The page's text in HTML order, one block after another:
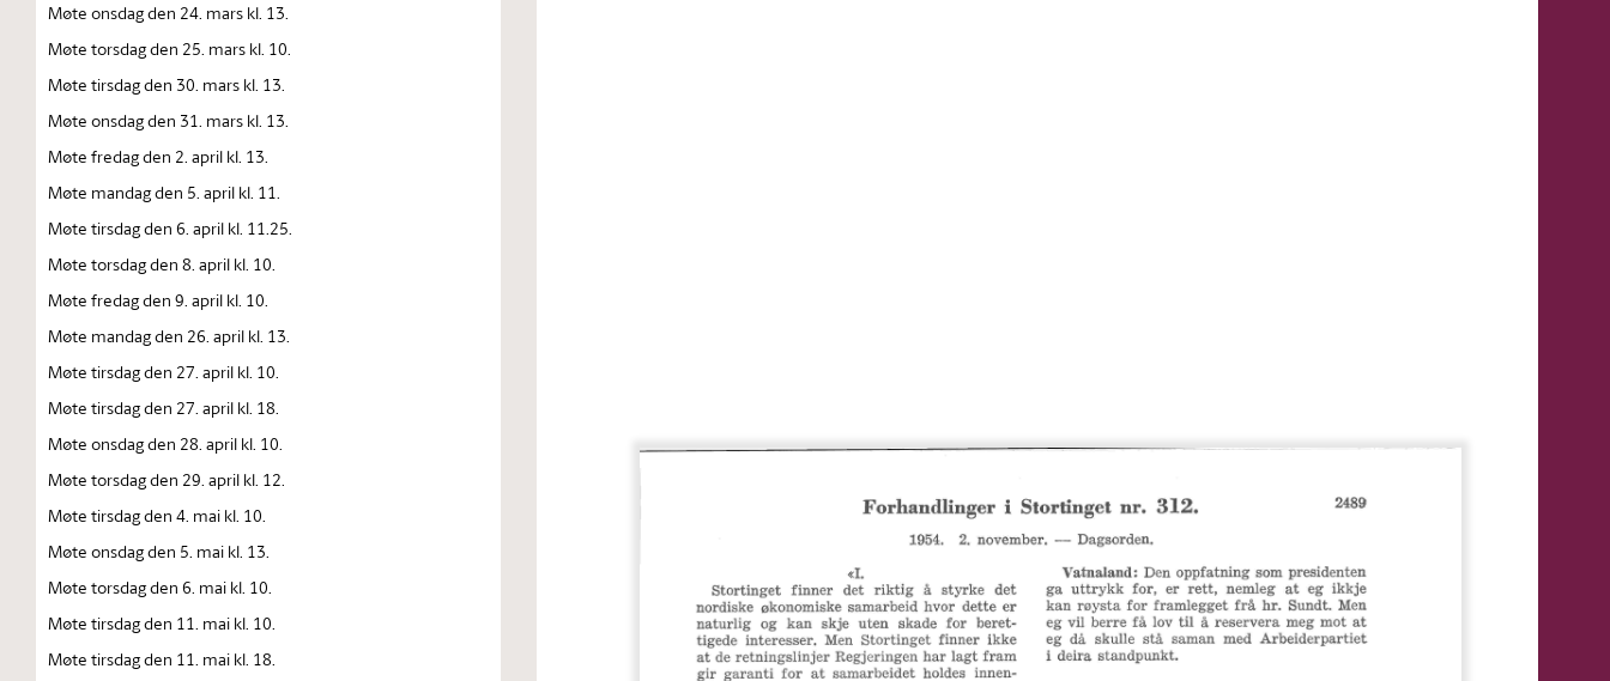
Møte onsdag den 24. mars kl. 13.
Møte torsdag den 25. mars kl. 10.
Møte tirsdag den 30. mars kl. 13.
Møte onsdag den 31. mars kl. 13.
Møte fredag den 2. april kl. 13.
Møte mandag den 5. april kl. 11.
Møte tirsdag den 6. april kl. 11.25.
Møte torsdag den 8. april kl. 10.
Møte fredag den 9. april kl. 10.
Møte mandag den 26. april kl. 13.
Møte tirsdag den 27. april kl. 10.
Møte tirsdag den 27. april kl. 18.
Møte onsdag den 28. april kl. 10.
Møte torsdag den 29. april kl. 12.
Møte tirsdag den 4. mai kl. 10.
Møte onsdag den 5. mai kl. 13.
Møte torsdag den 6. mai kl. 10.
Møte tirsdag den 11. mai kl. 10.
Møte tirsdag den 11. mai kl. 18.